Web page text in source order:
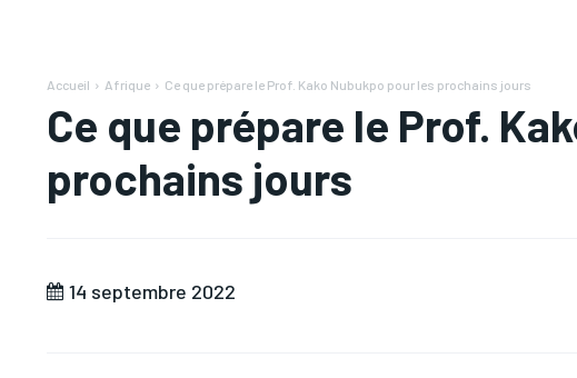
Accueil Afrique Ce que prépare le Prof. Kako Nubukpo pour les prochains jours
Ce que prépare le Prof.
prochains jours
14 septembre 2022